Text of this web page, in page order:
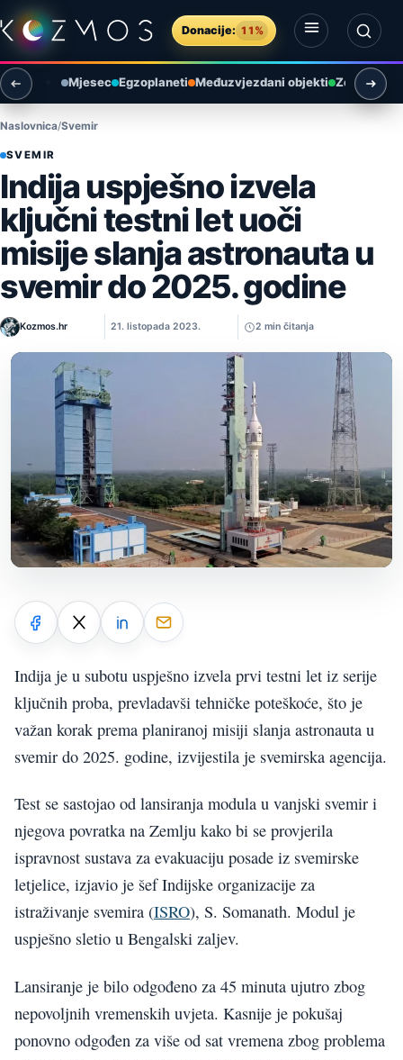
Preskoči na sadržaj
Donacije: 11%
Otvori izbornik
Otvori pretragu
Mjesec Egzoplaneti Međuzvjezdani objekti Zemlja i
Naslovnica Svemir
SVEMIR
Indija uspješno izvela
ključni testni let uoči
misije slanja astronauta u
svemir do 2025. godine
Kozmos.hr 21. listopada 2023. 2 min čitanja
Indija je u subotu uspješno izvela prvi testni let iz serije
ključnih proba, prevladavši tehničke poteškoće, što je
važan korak prema planiranoj misiji slanja astronauta u
svemir do 2025. godine, izvijestila je svemirska agencija.
Test se sastojao od lansiranja modula u vanjski svemir i
njegova povratka na Zemlju kako bi se provjerila
ispravnost sustava za evakuaciju posade iz svemirske
letjelice, izjavio je šef Indijske organizacije za
istraživanje svemira (ISRO), S. Somanath. Modul je
uspješno sletio u Bengalski zaljev.
Lansiranje je bilo odgođeno za 45 minuta ujutro zbog
nepovoljnih vremenskih uvjeta. Kasnije je pokušaj
ponovno odgođen za više od sat vremena zbog problema